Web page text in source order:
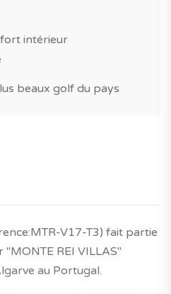
intérieur
beaux golf du pays
V17-T3) fait partie
REI VILLAS"
au Portugal.